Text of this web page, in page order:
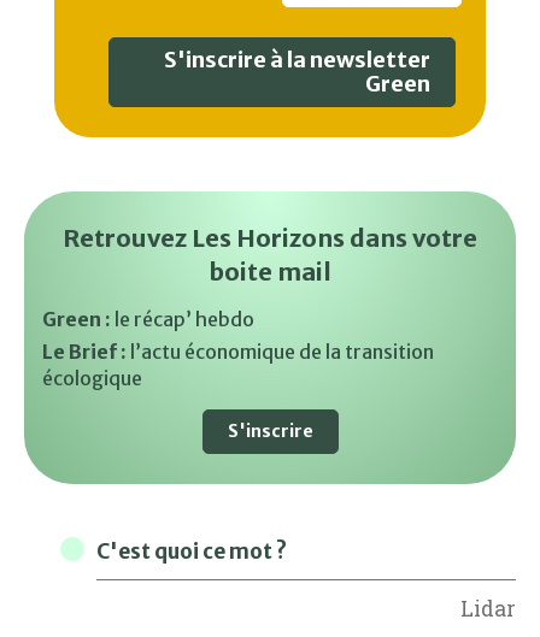
S'inscrire à la newsletter
Green
Retrouvez Les Horizons dans votre
boite mail
Green : le récap’ hebdo
Le Brief : l’actu économique de la transition
écologique
S'inscrire
C'est quoi ce mot ?
Lidar